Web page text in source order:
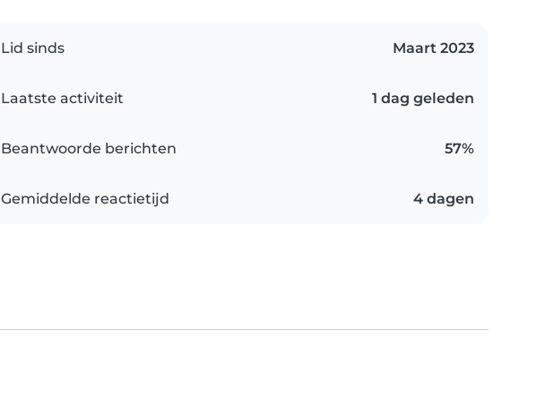
Lid sinds Maart 2023
Laatste activiteit 1 dag geleden
Beantwoorde berichten 57%
Gemiddelde reactietijd 4 dagen